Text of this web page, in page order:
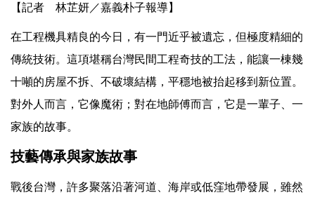
【記者
林芷妍／嘉義朴子報導】
在工程機具精良的今日，有一門近乎被遺忘，但極度精細的
傳統技術。這項堪稱台灣民間工程奇技的工法，能讓一棟幾
十噸的房屋不拆、不破壞結構，平穩地被抬起移到新位置。
對外人而言，它像魔術；對在地師傅而言，它是一輩子、一
家族的故事。
技藝傳承與家族故事
戰後台灣，許多聚落沿著河道、海岸或低窪地帶發展，雖然